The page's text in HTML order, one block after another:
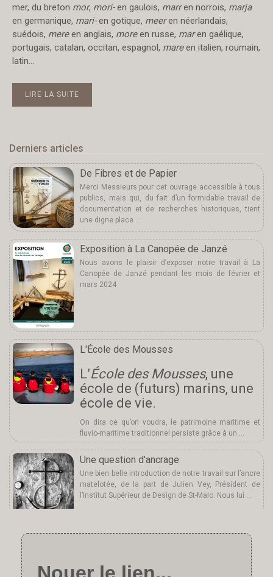
mer, du breton mor, mori-en gaulois, marren norrois, marja
en germanique, mari-en gotique, meeren néerlandais,
suédois, mereen anglais, moreen russe, maren gaélique,
portugais, catalan, occitan, espagnol, mareen italien, roumain,
latin…
LIRE LA SUITE
Derniers articles
De Fibres et de Papier
Merci Messieurs pour cet ouvrage accessible à tous
publics, mais qui, du fait d’un formidable travail de
documentation et de recherches historiques, tient
une digne place …
Exposition à La Canopée de Janzé
Nous avons le plaisir d’exposer notre travail à La
Canopée de Janzé pendant les mois de février et
mars 2024
L'École des Mousses
L’École des Mousses, une
école de (futurs) marins, une
école de vie.
On dira ce qu’on voudra, le patrimoine maritime et
fluvio-maritime traditionnel persiste grâce à un …
Une question d'ancrage
Une bien belle introduction de notre travail sur l’ancre
matelotée, de la part de Julien Vey, Président de
l’Institut Supérieur de Design de St-Malo. Nous lui …